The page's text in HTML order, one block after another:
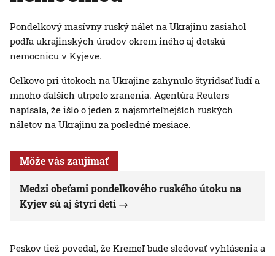
Pondelkový masívny ruský nálet na Ukrajinu zasiahol
podľa ukrajinských úradov okrem iného aj detskú
nemocnicu v Kyjeve.
Celkovo pri útokoch na Ukrajine zahynulo štyridsať ľudí a
mnoho ďalších utrpelo zranenia. Agentúra Reuters
napísala, že išlo o jeden z najsmrteľnejších ruských
náletov na Ukrajinu za posledné mesiace.
Môže vás zaujímať
Medzi obeťami pondelkového ruského útoku na
Kyjev sú aj štyri deti
Peskov tiež povedal, že Kremeľ bude sledovať vyhlásenia a